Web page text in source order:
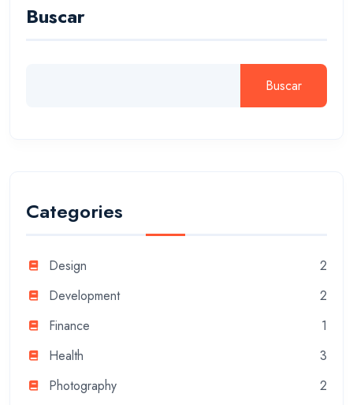
Buscar
Buscar
Categories
Design
2
Development
2
Finance
1
Health
3
Photography
2